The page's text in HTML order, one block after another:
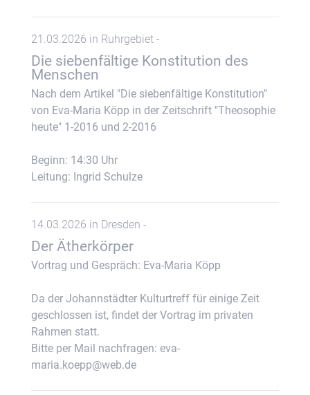
21.03.2026 in Ruhrgebiet -
Die siebenfältige Konstitution des
Menschen
Nach dem Artikel "Die siebenfältige Konstitution"
von Eva-Maria Köpp in der Zeitschrift "Theosophie
heute" 1-2016 und 2-2016
Beginn: 14:30 Uhr
Leitung: Ingrid Schulze
14.03.2026 in Dresden -
Der Ätherkörper
Vortrag und Gespräch: Eva-Maria Köpp
Da der Johannstädter Kulturtreff für einige Zeit
geschlossen ist, findet der Vortrag im privaten
Rahmen statt.
Bitte per Mail nachfragen: eva-
maria.koepp@web.de